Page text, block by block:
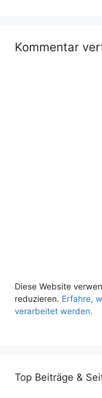
Kommentar
Diese Website
reduzieren. Erfahre,
verarbeitet werden.
Top Beiträge &